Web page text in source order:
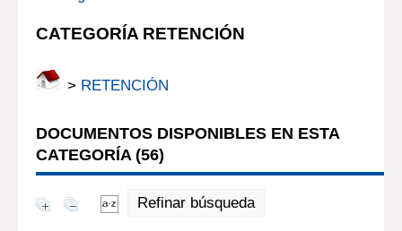
CATEGORÍA RETENCIÓN
> RETENCIÓN
DOCUMENTOS DISPONIBLES EN ESTA
CATEGORÍA (56)
Refinar búsqueda